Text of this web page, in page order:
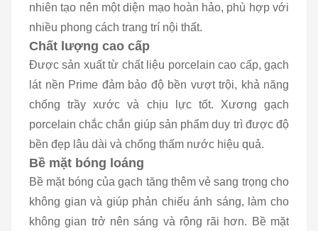
nhiên tạo nên một diện mạo hoàn hảo, phù hợp với
nhiều phong cách trang trí nội thất.
Chất lượng cao cấp
Được sản xuất từ chất liệu porcelain cao cấp, gạch
lát nền Prime đảm bảo độ bền vượt trội, khả năng
chống trầy xước và chịu lực tốt. Xương gạch
porcelain chắc chắn giúp sản phẩm duy trì được độ
bền đẹp lâu dài và chống thấm nước hiệu quả.
Bề mặt bóng loáng
Bề mặt bóng của gạch tăng thêm vẻ sang trọng cho
không gian và giúp phản chiếu ánh sáng, làm cho
không gian trở nên sáng và rộng rãi hơn. Bề mặt